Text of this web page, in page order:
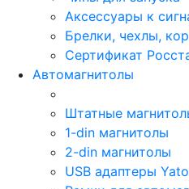
Аксессуары к
Брелки, чехлы,
Сертификат
Автомагнитолы
Штатные
1-din магнитолы
2-din магнитолы
USB адаптеры